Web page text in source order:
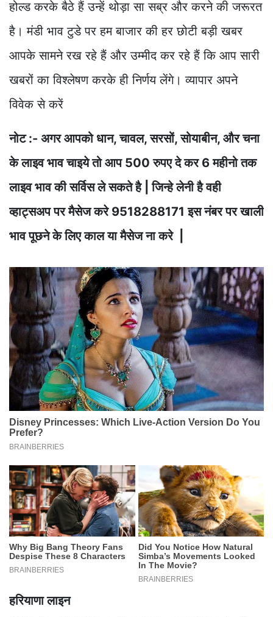
होल्ड करके बैठे हैं उन्हें थोड़ा सा सब्र और करने की जरूरत
है। मंडी भाव टुडे पर हम बाजार की हर छोटी बड़ी खबर
आपके सामने रख रहे हैं और उम्मीद कर रहे हैं कि आप सारी
खबरों का विश्लेषण करके ही निर्णय लेंगे। व्यापार अपने
विवेक से करें
नोट :- अगर आपको धान, चावल, सरसों, सोयाबीन, और चना
के लाइव भाव चाइये तो आप 500 रुपए दे कर 6 महीनो तक
लाइव भाव की सर्विस ले सकते है | जिन्हे लेनी है वही
व्हाट्सअप पर मैसेज करे 9518288171 इस नंबर पर खाली
भाव पूछने के लिए काल या मैसेज ना करे |
हरियाणा लाइन